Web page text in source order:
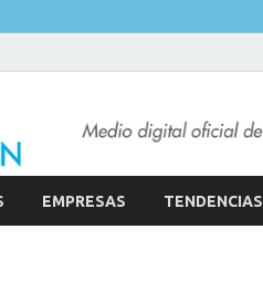
EMPRESAS TENDENCIAS